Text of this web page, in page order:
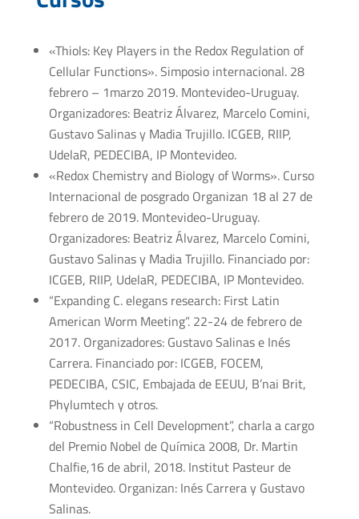
«Thiols: Key Players in the Redox Regulation of
Cellular Functions». Simposio internacional. 28
febrero – 1marzo 2019. Montevideo-Uruguay.
Organizadores: Beatriz Álvarez, Marcelo Comini,
Gustavo Salinas y Madia Trujillo. ICGEB, RIIP,
UdelaR, PEDECIBA, IP Montevideo.
«Redox Chemistry and Biology of Worms». Curso
Internacional de posgrado Organizan 18 al 27 de
febrero de 2019. Montevideo-Uruguay.
Organizadores: Beatriz Álvarez, Marcelo Comini,
Gustavo Salinas y Madia Trujillo. Financiado por:
ICGEB, RIIP, UdelaR, PEDECIBA, IP Montevideo.
“Expanding C. elegans research: First Latin
American Worm Meeting”. 22-24 de febrero de
2017. Organizadores: Gustavo Salinas e Inés
Carrera. Financiado por: ICGEB, FOCEM,
PEDECIBA, CSIC, Embajada de EEUU, B’nai Brit,
Phylumtech y otros.
“Robustness in Cell Development”, charla a cargo
del Premio Nobel de Química 2008, Dr. Martin
Chalfie,16 de abril, 2018. Institut Pasteur de
Montevideo. Organizan: Inés Carrera y Gustavo
Salinas.